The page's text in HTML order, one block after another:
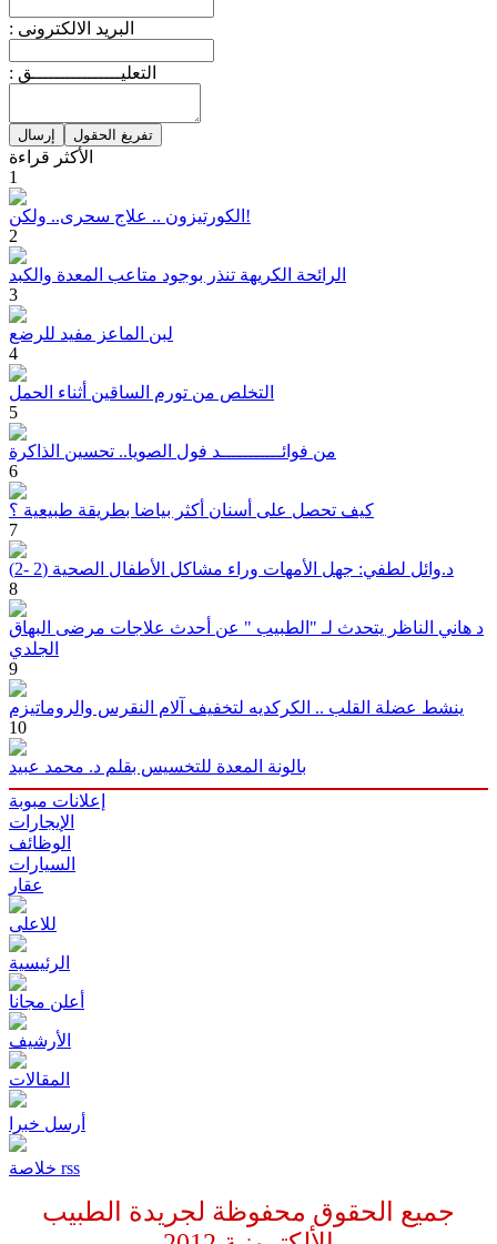
: البريد الالكترونى
: التعليــــــــــــــــق
الأكثر قراءة
1
الكورتيزون .. علاج سحرى.. ولكن!
2
الرائحة الكريهة تنذر بوجود متاعب المعدة والكبد
3
لبن الماعز مفيد للرضع
4
التخلص من تورم الساقين أثناء الحمل
5
من فوائـــــــــــد فول الصويا.. تحسين الذاكرة
6
كيف تحصل على أسنان أكثر بياضا بطريقة طبيعية ؟
7
د.وائل لطفي: جهل الأمهات وراء مشاكل الأطفال الصحية (2 -2)
8
د هاني الناظر يتحدث لـ "الطبيب " عن أحدث علاجات مرضى البهاق
الجلدي
9
ينشط عضلة القلب .. الكركديه لتخفيف آلام النقرس والروماتيزم
10
بالونة المعدة للتخسيس بقلم د. محمد عبيد
إعلانات مبوبة
الإيجارات
الوظائف
السيارات
عقار
للاعلى
الرئيسية
أعلن مجانا
الأرشيف
المقالات
أرسل خبرا
خلاصة rss
جميع الحقوق محفوظة لجريدة الطبيب